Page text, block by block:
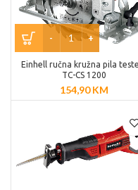
Einhell ručna kružna pila
TC-CS 1200
154,90KM